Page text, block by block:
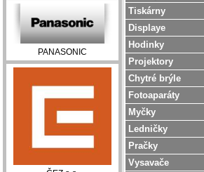
PANASONIC
Tiskárny
Displaye
Hodinky
Projektory
Chytré brýle
Fotoaparáty
Myčky
Ledničky
Pračky
Vysavače